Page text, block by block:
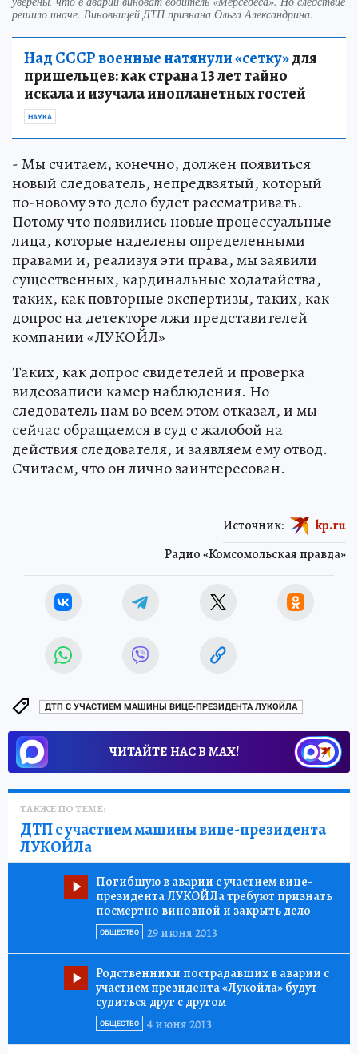
решило иначе. Виновницей ДТП признана Ольга Александрина.
Над СССР военные натянули «сетку»для
пришельцев: как страна 13 лет тайно
искала и изучала инопланетных гостей
НАУКА
- Мы считаем, конечно, должен появиться
новый следователь, непредвзятый, который
по-новому это дело будет рассматривать.
Потому что появились новые процессуальные
лица, которые наделены определенными
правами и, реализуя эти права, мы заявили
существенных, кардинальные ходатайства,
таких, как повторные экспертизы, таких, как
допрос на детекторе лжи представителей
компании «ЛУКОЙЛ»
Таких, как допрос свидетелей и проверка
видеозаписи камер наблюдения. Но
следователь нам во всем этом отказал, и мы
сейчас обращаемся в суд с жалобой на
действия следователя, и заявляем ему отвод.
Считаем, что он лично заинтересован.
Радио «Комсомольская правда»
Источник: kp.ru
ДТП С УЧАСТИЕМ МАШИНЫ ВИЦЕ-ПРЕЗИДЕНТА ЛУКОЙЛА
ЧИТАЙТЕ НАС В МАХ!
ТАКЖЕ ПО ТЕМЕ:
ДТП с участием машины вице-президента
ЛУКОЙЛа
Погибшую в аварии с участием вице-
президента ЛУКОЙЛа требуют признать
посмертно виновной и закрыть дело
29 июня 2013
ОБЩЕСТВО
Родственники пострадавших в аварии с
участием президента «Лукойла» будут
судиться друг с другом
4 июня 2013
ОБЩЕСТВО